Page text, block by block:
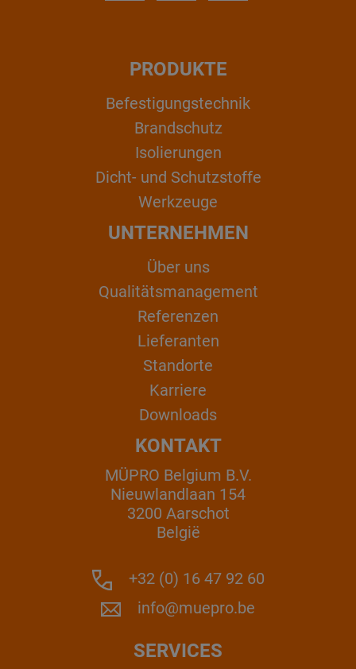
PRODUKTE
Befestigungstechnik
Brandschutz
Isolierungen
Dicht- und Schutzstoffe
Werkzeuge
UNTERNEHMEN
Über uns
Qualitätsmanagement
Referenzen
Lieferanten
Standorte
Karriere
Downloads
KONTAKT
MÜPRO Belgium B.V.
Nieuwlandlaan 154
3200 Aarschot
België
+32 (0) 16 47 92 60
info@muepro.be
SERVICES